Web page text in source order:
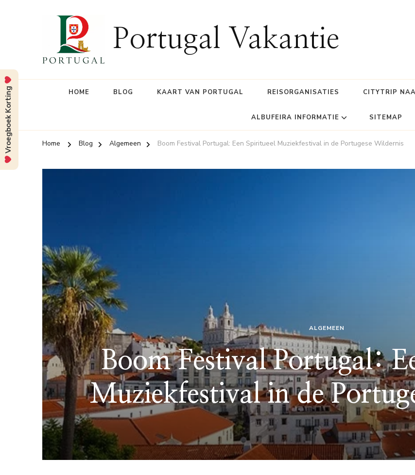
Portugal Vakantie
HOME BLOG KAART VAN PORTUGAL REISORGANISATIES CITYTRIP
ALBUFEIRA INFORMATIE SITEMAP
Home Blog Algemeen Boom Festival Portugal: Een Spiritueel Muziekfestival in de Portugese Wildernis
ALGEMEEN
Boom Festival Portugal:
Muziekfestival in de
Vroegboek Korting